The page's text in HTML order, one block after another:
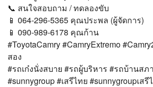
📞 สนใจสอบถาม / ทดลองขับ
📱 064-296-5365 คุณประพล (ผู้จัดการ)
📱 090-989-6178 คุณก้าน
#ToyotaCamry #CamryExtremo
สอง
#รถเก๋งนั่งสบาย #รถผู้บริหาร #รถบ้านสภ
#sunnygroup #เสรีไทย #sunnygroupเสรี